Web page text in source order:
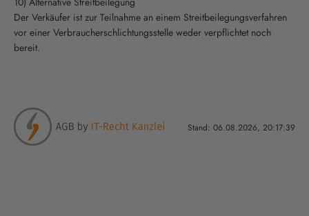
Der Verkäufer ist zur Teilnahme an einem Streitbeilegungsverfahren
vor einer Verbraucherschlichtungsstelle weder verpflichtet noch
bereit.
Stand: 06.08.2026, 20:17:39